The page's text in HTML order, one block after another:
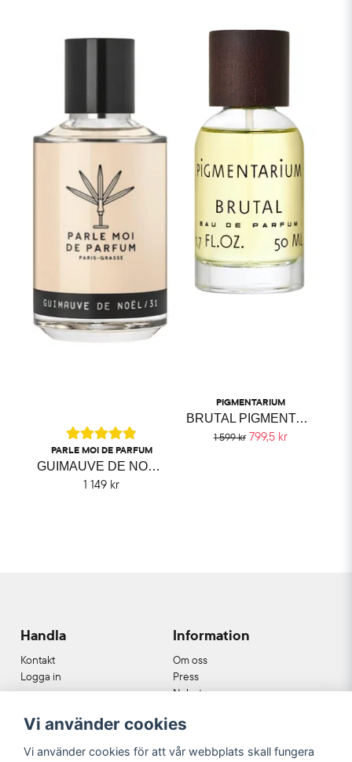
PARLE MOI DE PARFUM
GUIMAUVE DE NOËL PARLE MOI DE PARFUM
1 149 kr
PIGMENTARIUM
BRUTAL PIGMENTARIUM
1 599 kr 799,5 kr
Handla
Kontakt
Logga in
Information
Om oss
Press
Nyheter
Cookies
Köpvillkor
Vi använder cookies
Vi använder cookies för att vår webbplats skall fungera